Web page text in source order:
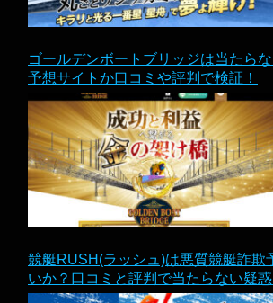
ゴールデンボートブリッジは当たら
予想サイトか口コミや評判で検証！
競艇RUSH(ラッシュ)は悪質競艇詐欺
いか？口コミと評判で当たらない疑惑